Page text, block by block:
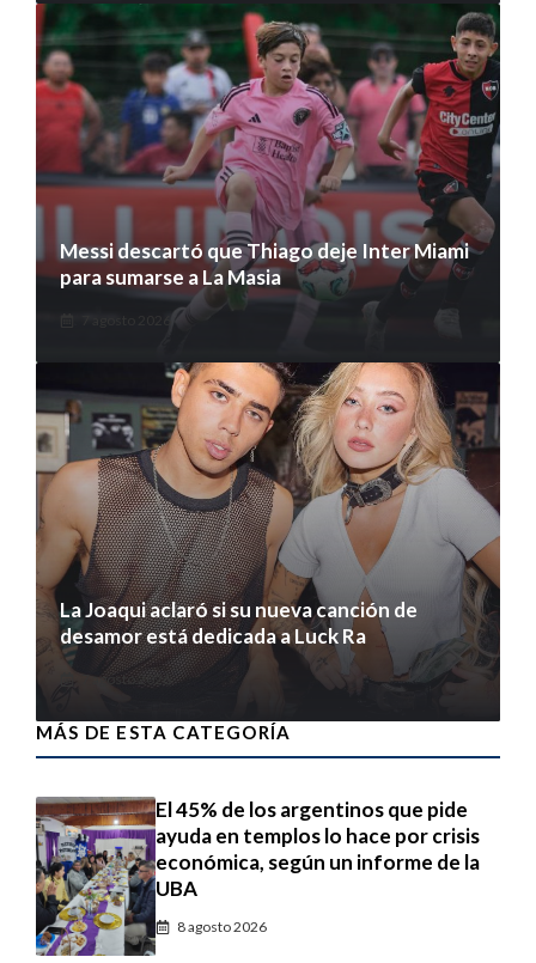
Messi descartó que Thiago deje Inter Miami
para sumarse a La Masia
La Joaqui aclaró si su nueva canción de
desamor está dedicada a Luck Ra
7 agosto 2026
MÁS DE ESTA CATEGORÍA
El 45% de los argentinos que pide
ayuda en templos lo hace por crisis
económica, según un informe de la
UBA
8 agosto 2026